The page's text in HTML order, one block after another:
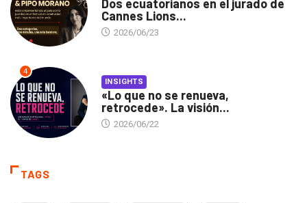
Dos ecuatorianos en el jurado de
Cannes Lions...
2026/06/23
4
INSIGHTS
«Lo que no se renueva,
retrocede». La visión...
2026/06/22
TAGS